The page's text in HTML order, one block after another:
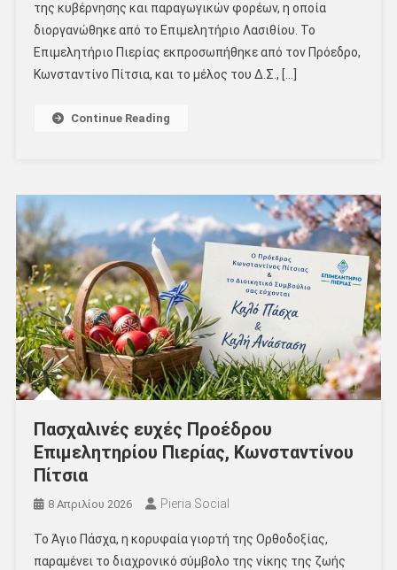
της κυβέρνησης και παραγωγικών φορέων, η οποία
διοργανώθηκε από το Επιμελητήριο Λασιθίου. Το
Επιμελητήριο Πιερίας εκπροσωπήθηκε από τον Πρόεδρο,
Κωνσταντίνο Πίτσια, και το μέλος του Δ.Σ., […]
Continue Reading
Πασχαλινές ευχές Προέδρου
Επιμελητηρίου Πιερίας, Κωνσταντίνου
Πίτσια
8 Απριλίου 2026 Pieria Social
Το Άγιο Πάσχα, η κορυφαία γιορτή της Ορθοδοξίας,
παραμένει το διαχρονικό σύμβολο της νίκης της ζωής